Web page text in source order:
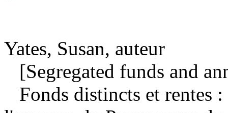
Yates, Susan, auteur
[Segregated funds and
Fonds distincts et rentes